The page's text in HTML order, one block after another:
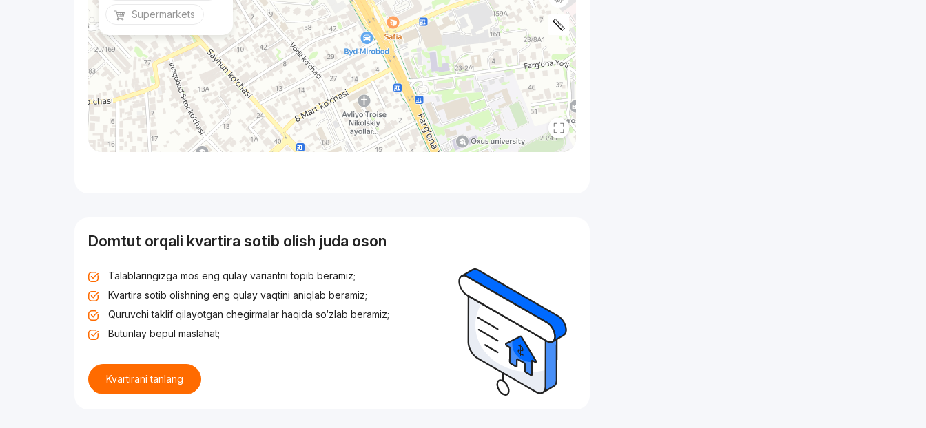
Supermarkets
Domtut orqali kvartira sotib olish juda oson
Talablaringizga mos eng qulay variantni topib beramiz;
Kvartira sotib olishning eng qulay vaqtini aniqlab beramiz;
Quruvchi taklif qilayotgan chegirmalar haqida so‘zlab beramiz;
Butunlay bepul maslahat;
Kvartirani tanlang